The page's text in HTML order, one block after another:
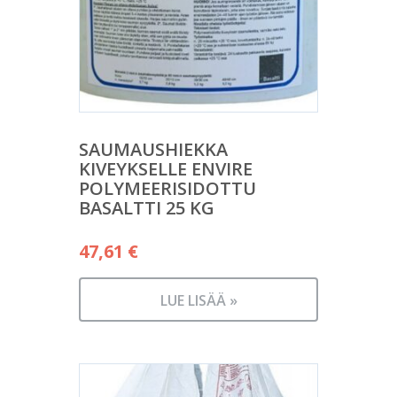
SAUMAUSHIEKKA
KIVEYKSELLE ENVIRE
POLYMEERISIDOTTU
BASALTTI 25 KG
47,61 €
LUE LISÄÄ »